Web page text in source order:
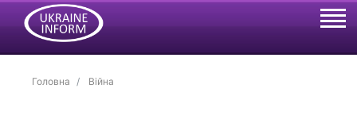
Головна Війна